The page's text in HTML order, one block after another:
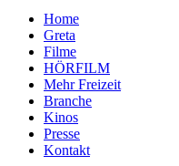
Home
Greta
Filme
HÖRFILM
Mehr Freizeit
Branche
Kinos
Presse
Kontakt